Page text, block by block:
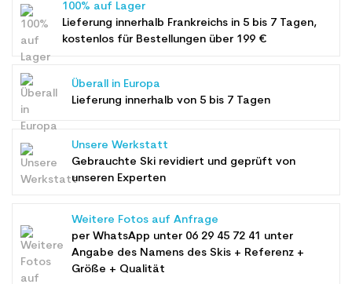
100% auf Lager
Lieferung innerhalb Frankreichs in 5 bis 7 Tagen,
kostenlos für Bestellungen über 199 €
Überall in Europa
Lieferung innerhalb von 5 bis 7 Tagen
Unsere Werkstatt
Gebrauchte Ski revidiert und geprüft von
unseren Experten
Weitere Fotos auf Anfrage
per WhatsApp unter 06 29 45 72 41 unter
Angabe des Namens des Skis + Referenz +
Größe + Qualität